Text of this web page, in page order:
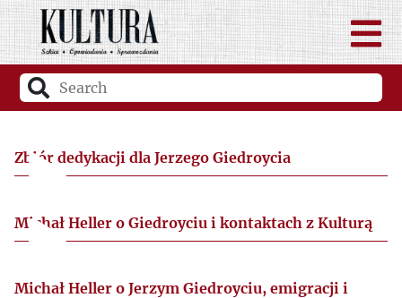
Zbiór dedykacji dla Jerzego Giedroycia
Michał Heller o Giedroyciu i kontaktach z Kulturą
Michał Heller o Jerzym Giedroyciu, emigracji i